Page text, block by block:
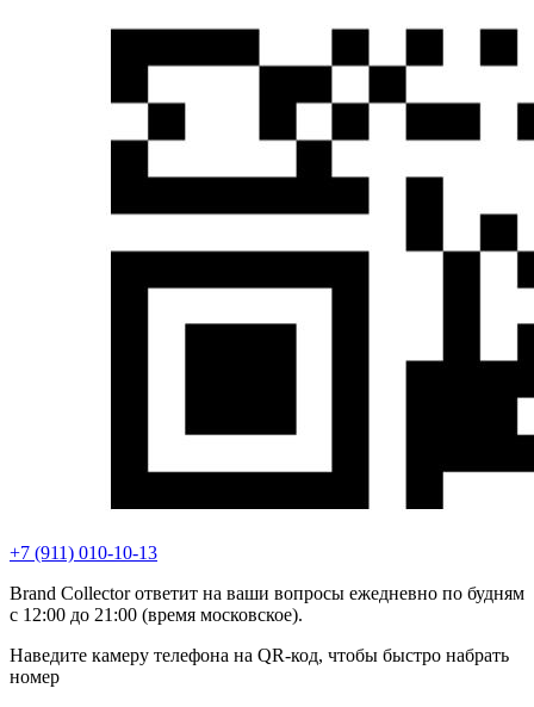
+7 (911) 010-10-13
Brand Collector ответит на ваши вопросы ежедневно по будням
с 12:00 до 21:00 (время московское).
Наведите камеру телефона на QR-код, чтобы быстро набрать
номер